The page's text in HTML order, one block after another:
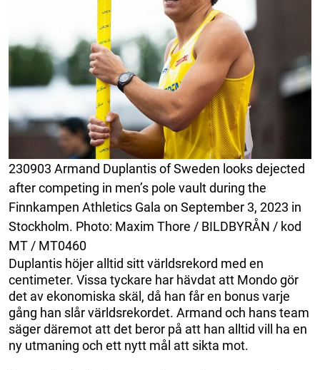
230903 Armand Duplantis of Sweden looks dejected
after competing in men’s pole vault during the
Finnkampen Athletics Gala on September 3, 2023 in
Stockholm. Photo: Maxim Thore / BILDBYRÅN / kod
MT / MT0460
Duplantis höjer alltid sitt världsrekord med en
centimeter. Vissa tyckare har hävdat att Mondo gör
det av ekonomiska skäl, då han får en bonus varje
gång han slår världsrekordet. Armand och hans team
säger däremot att det beror på att han alltid vill ha en
ny utmaning och ett nytt mål att sikta mot.